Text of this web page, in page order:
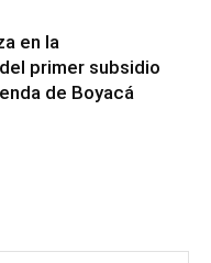
en la
primer subsidio
de Boyacá